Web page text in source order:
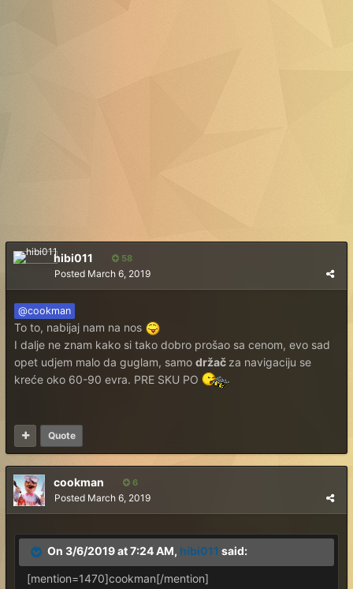
hibi011 58
Posted March 6, 2019
@cookman
To to, nabijaj nam na nos
I dalje ne znam kako si tako dobro prošao sa cenom, evo sad
opet udjem malo da guglam, samo držač za navigaciju se
kreće oko 60-90 evra. PRE SKU PO
Quote
cookman 6
Posted March 6, 2019
On 3/6/2019 at 7:24 AM, hibi011 said:
[mention=1470]cookman[/mention]